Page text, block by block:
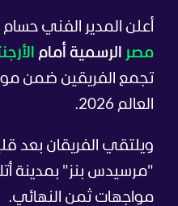
أعلن المدير الفني
مصر
الرسمية أمام
العالم 2026.
ويلتقي الفريقان بعد
"مرسيدس بنز" بمدينة
مواجهات ثمن النهائي.